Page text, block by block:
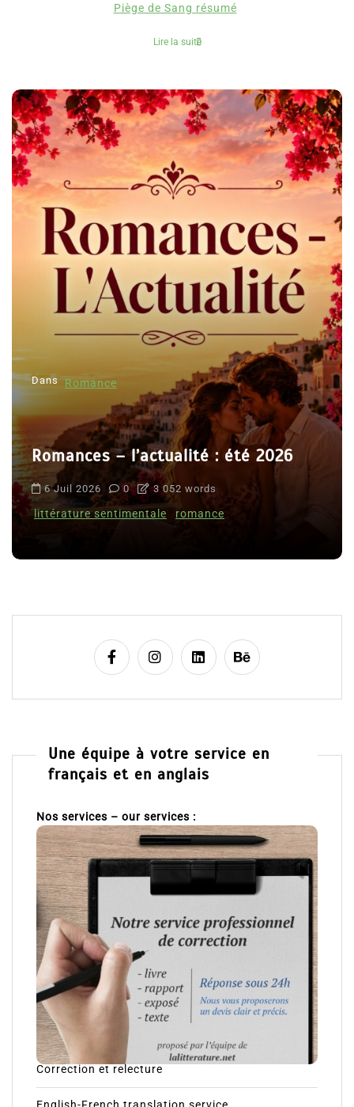
Piège de Sang résumé
Lire la suite
Dans Romance
Romances – l’actualité : été 2026
6 Juil 2026 0 3 052 words
littérature sentimentale romance
Une équipe à votre service en
français et en anglais
Nos services – our services :
Correction et relecture